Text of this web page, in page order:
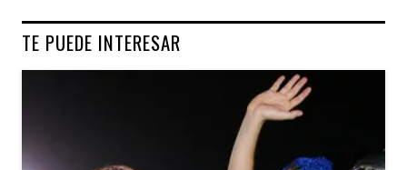
TE PUEDE INTERESAR